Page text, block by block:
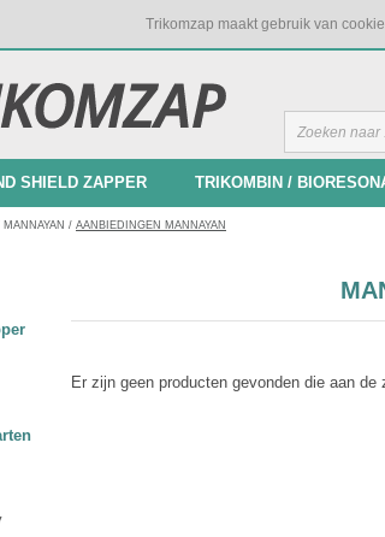
Trikomzap maakt gebruik van
SHIELD ZAPPER TRIKOMBIN /
MANNAYAN / AANBIEDINGEN MANNAYAN
Er zijn geen producten gevonden die aan de